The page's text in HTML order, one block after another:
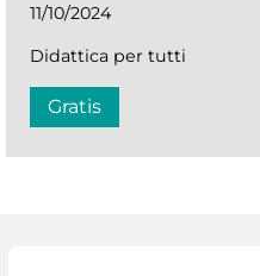
11/10/2024
Didattica per tutti
Gratis